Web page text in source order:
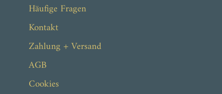
Häufige Fragen
Kontakt
Zahlung + Versand
AGB
Cookies